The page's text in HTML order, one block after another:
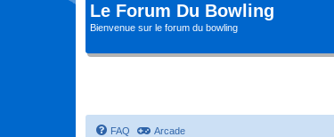
Le Forum Du Bowling
Bienvenue sur le forum du bowling
FAQ Arcade